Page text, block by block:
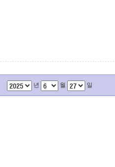
년 월 일